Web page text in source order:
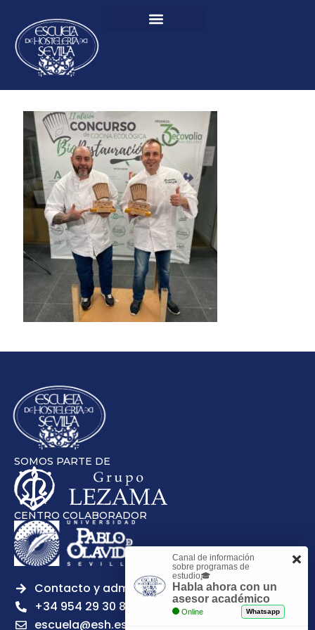
SOMOS PARTE DE
CENTRO COLABORADOR
Contacto y admisiones
+34 954 29 30 81
escuela@esh.es
Canal de información
sobre programas de
estudio🎓
Habla ahora con un
asesor académico
Online Whatsapp